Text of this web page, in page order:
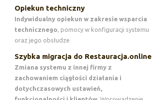
Opiekun techniczny
Indywidualny opiekun w zakresie wsparcia
technicznego, pomocy w konfiguracji systemu
oraz jego obsłudze
Szybka migracja do Restauracja.online
Zmiana systemu z innej firmy z
zachowaniem ciągłości działania i
dotychczasowych ustawień,